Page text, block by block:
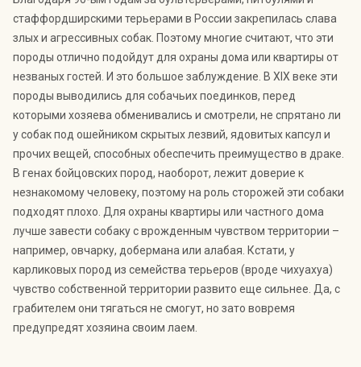
08.07 23.07
50
55
60
65
Индекс Безопасности ГВАРДИИ –
открытый проект Агентства Безопасности ГВАРДИЯ для
оценки уровня защищённости жителей города от
криминальных угроз.Подробнее >>
стаффордширскими терьерами в России закрепилась слава
злых и агрессивных собак. Поэтому многие считают, что эти
породы отлично подойдут для охраны дома или квартиры от
незваных гостей. И это большое заблуждение. В XIX веке эти
породы выводились для собачьих поединков, перед
которыми хозяева обменивались и смотрели, не спрятано ли
у собак под ошейником скрытых лезвий, ядовитых капсул и
прочих вещей, способных обеспечить преимущество в драке.
В генах бойцовских пород, наоборот, лежит доверие к
незнакомому человеку, поэтому на роль сторожей эти собаки
подходят плохо. Для охраны квартиры или частного дома
лучше завести собаку с врожденным чувством территории –
например, овчарку, добермана или алабая. Кстати, у
карликовых пород из семейства терьеров (вроде чихуахуа)
чувство собственной территории развито еще сильнее. Да, с
грабителем они тягаться не смогут, но зато вовремя
предупредят хозяина своим лаем.